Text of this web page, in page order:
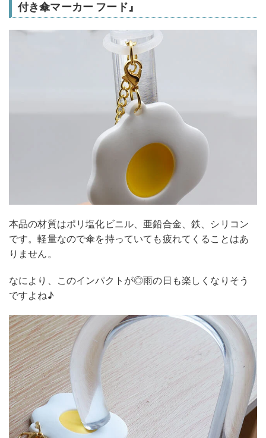
付き傘マーカー フード』
本品の材質はポリ塩化ビニル、亜鉛合金、鉄、シリコン
です。軽量なので傘を持っていても疲れてくることはあ
りません。
なにより、このインパクトが◎雨の日も楽しくなりそう
ですよね♪